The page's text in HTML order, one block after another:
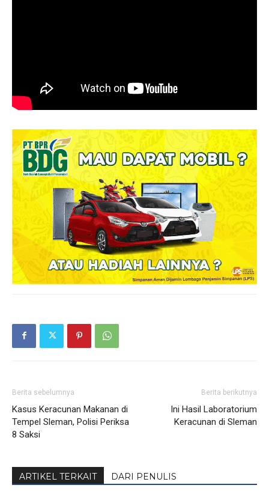
Berita sebelumnya
Kasus Keracunan Makanan di
Tempel Sleman, Polisi Periksa
8 Saksi
Berita berikutnya
Ini Hasil Laboratorium
Keracunan di Sleman
ARTIKEL TERKAIT DARI PENULIS